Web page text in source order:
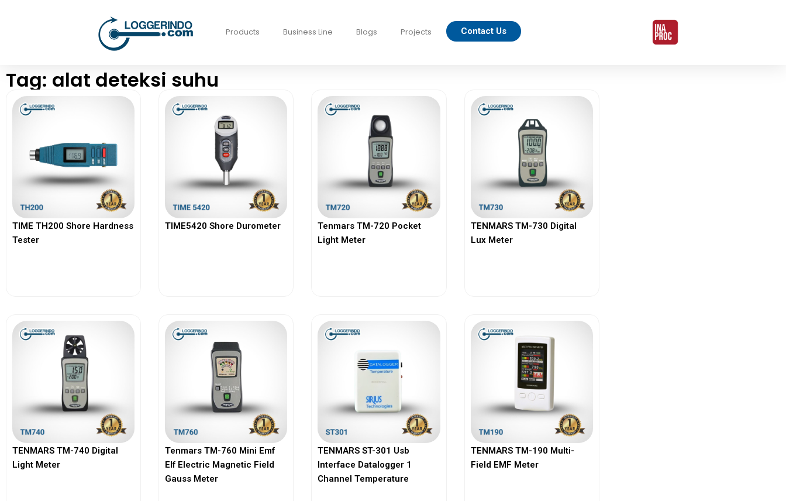
Products Business Line Blogs Projects Contact Us
Tag: alat deteksi suhu
TIME TH200 Shore Hardness
Tester
TIME5420 Shore Durometer
Tenmars TM-720 Pocket
Light Meter
TENMARS TM-730 Digital
Lux Meter
TENMARS TM-740 Digital
Light Meter
Tenmars TM-760 Mini Emf
Elf Electric Magnetic Field
Gauss Meter
TENMARS ST-301 Usb
Interface Datalogger 1
Channel Temperature
TENMARS TM-190 Multi-
Field EMF Meter